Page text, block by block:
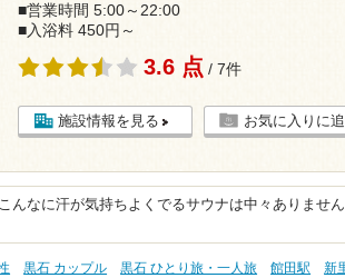
■営業時間 5:00～22:00
■入浴料 450円～
3.6 点 / 7件
施設情報を見る お気に入りに
んなに汗が気持ちよくでるサウナは中々ありませ
黒石 カップル 黒石 ひとり旅・一人旅 館田駅 新